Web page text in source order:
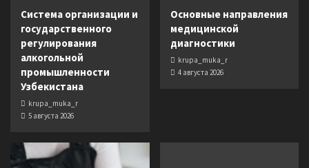
Система организации и
государственного
регулирования
алкогольной
промышленности
Узбекистана
krupa_muka_r
5 августа 2026
Основные направления
медицинской
диагностики
krupa_muka_r
4 августа 2026